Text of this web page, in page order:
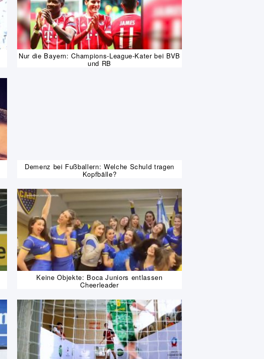
Nur die Bayern: Champions-League-Kater bei BVB
und RB
Demenz bei Fußballern: Welche Schuld tragen
Kopfbälle?
Keine Objekte: Boca Juniors entlassen
Cheerleader